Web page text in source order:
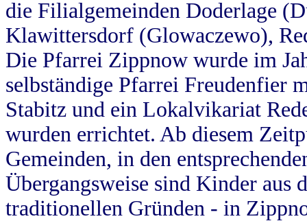
die Filialgemeinden Doderlage
Klawittersdorf (Glowaczewo),
Die Pfarrei Zippnow wurde im
selbständige Pfarrei Freudenfier
Stabitz und ein Lokalvikariat
wurden errichtet. Ab diesem
Gemeinden, in den
Übergangsweise sind Kinder aus
traditionellen Gründen - in